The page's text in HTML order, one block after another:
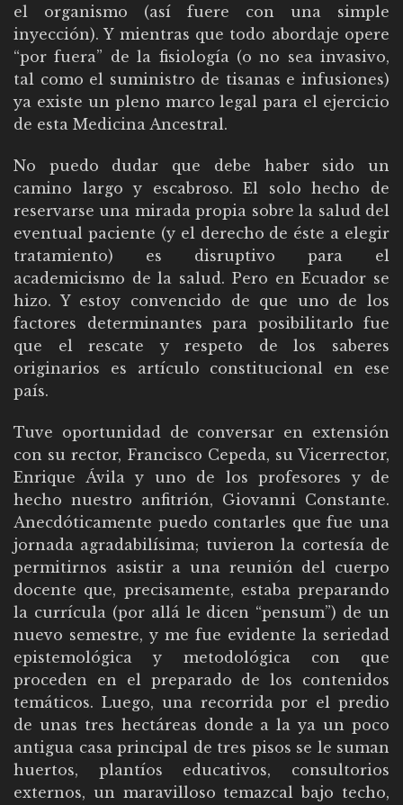
el organismo (así fuere con una simple
inyección). Y mientras que todo abordaje opere
“por fuera” de la fisiología (o no sea invasivo,
tal como el suministro de tisanas e infusiones)
ya existe un pleno marco legal para el ejercicio
de esta Medicina Ancestral.
No puedo dudar que debe haber sido un
camino largo y escabroso. El solo hecho de
reservarse una mirada propia sobre la salud del
eventual paciente (y el derecho de éste a elegir
tratamiento) es disruptivo para el
academicismo de la salud. Pero en Ecuador se
hizo. Y estoy convencido de que uno de los
factores determinantes para posibilitarlo fue
que el rescate y respeto de los saberes
originarios es artículo constitucional en ese
país.
Tuve oportunidad de conversar en extensión
con su rector, Francisco Cepeda, su Vicerrector,
Enrique Ávila y uno de los profesores y de
hecho nuestro anfitrión, Giovanni Constante.
Anecdóticamente puedo contarles que fue una
jornada agradabilísima; tuvieron la cortesía de
permitirnos asistir a una reunión del cuerpo
docente que, precisamente, estaba preparando
la currícula (por allá le dicen “pensum”) de un
nuevo semestre, y me fue evidente la seriedad
epistemológica y metodológica con que
proceden en el preparado de los contenidos
temáticos. Luego, una recorrida por el predio
de unas tres hectáreas donde a la ya un poco
antigua casa principal de tres pisos se le suman
huertos, plantíos educativos, consultorios
externos, un maravilloso temazcal bajo techo,